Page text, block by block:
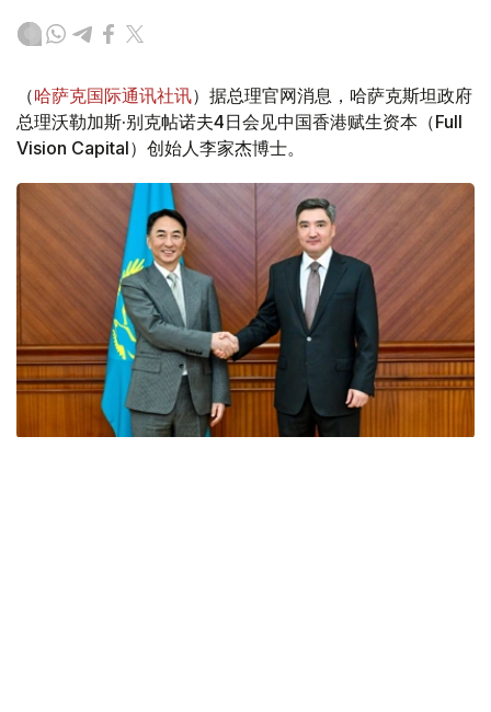
（哈萨克国际通讯社讯）据总理官网消息，哈萨克斯坦政府
总理沃勒加斯·别克帖诺夫4日会见中国香港赋生资本（Full
Vision Capital）创始人李家杰博士。